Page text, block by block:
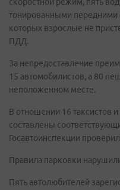
тонированными передними
которых взрослые не
ПДД.
За непредоставление
15 автомобилистов, а 80
неположенном месте.
В отношении 16 таксистов
составлены
Госавтоинспекции
Правила парковки
Пять автолюбителей